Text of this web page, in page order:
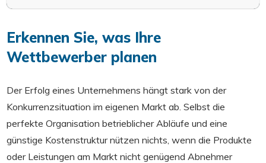
Erkennen Sie, was Ihre
Wettbewerber planen
Der Erfolg eines Unternehmens hängt stark von der
Konkurrenzsituation im eigenen Markt ab. Selbst die
perfekte Organisation betrieblicher Abläufe und eine
günstige Kostenstruktur nützen nichts, wenn die Produkte
oder Leistungen am Markt nicht genügend Abnehmer